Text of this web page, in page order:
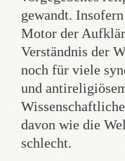
gewandt.
Motor der
Verständnis der
noch für viele
und
davon wie die
schlecht.